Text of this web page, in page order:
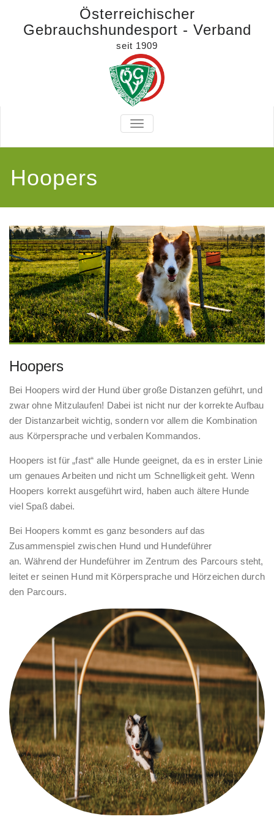
Österreichischer
Gebrauchshundesport - Verband
seit 1909
TOGGLE
NAVIGATION
Hoopers
Hoopers
Bei Hoopers wird der Hund über große Distanzen geführt, und
zwar ohne Mitzulaufen! Dabei ist nicht nur der korrekte Aufbau
der Distanzarbeit wichtig, sondern vor allem die Kombination
aus Körpersprache und verbalen Kommandos.
Hoopers ist für „fast“ alle Hunde geeignet, da es in erster Linie
um genaues Arbeiten und nicht um Schnelligkeit geht. Wenn
Hoopers korrekt ausgeführt wird, haben auch ältere Hunde
viel Spaß dabei.
Bei Hoopers kommt es ganz besonders auf das
Zusammenspiel zwischen Hund und Hundeführer
an. Während der Hundeführer im Zentrum des Parcours steht,
leitet er seinen Hund mit Körpersprache und Hörzeichen durch
den Parcours.